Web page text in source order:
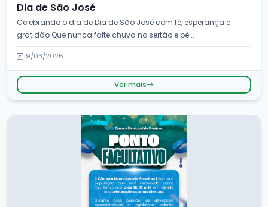
Dia de São José
Celebrando o dia de Dia de São José com fé, esperança e
gratidão Que nunca falte chuva no sertão e bê...
19/03/2026
Ver mais